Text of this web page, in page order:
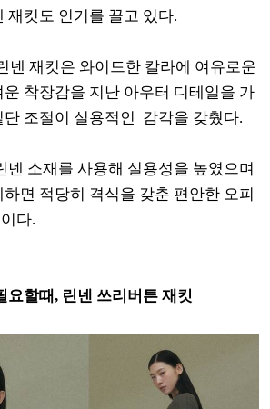
재킷도 인기를 끌고 있다.
넨 재킷은 와이드한 칼라에 여유로운
착장감을 지난 아우터 디테일을 가
조절이 실용적인 감각을 갖췄다.
넨 소재를 사용해 실용성을 높였으며
면 적당히 격식을 갖춘 편안한 오피
다.
요할때, 린넨 쓰리버튼 재킷